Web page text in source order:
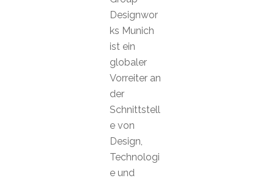
Designwor
ks Munich
ist ein
globaler
Vorreiter an
der
Schnittstell
e von
Design,
Technologi
e und